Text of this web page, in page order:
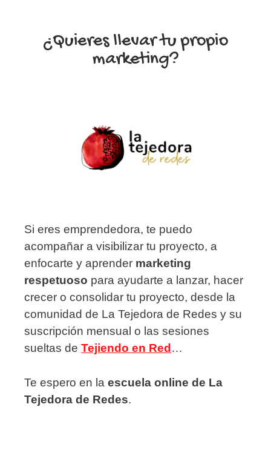
¿Quieres llevar tu propio
marketing?
Si eres emprendedora, te puedo
acompañar a visibilizar tu proyecto, a
enfocarte y aprender marketing
respetuoso para ayudarte a lanzar, hacer
crecer o consolidar tu proyecto, desde la
comunidad de La Tejedora de Redes y su
suscripción mensual o las sesiones
sueltas de Tejiendo en Red…
Te espero en la escuela online de La
Tejedora de Redes.